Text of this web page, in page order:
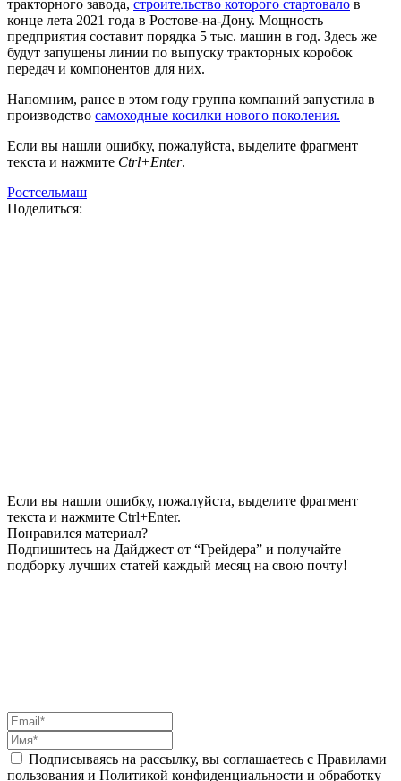
тракторного завода, строительство которого стартовало в
конце лета 2021 года в Ростове-на-Дону. Мощность
предприятия составит порядка 5 тыс. машин в год. Здесь же
будут запущены линии по выпуску тракторных коробок
передач и компонентов для них.
Напомним, ранее в этом году группа компаний запустила в
производство самоходные косилки нового поколения.
Если вы нашли ошибку, пожалуйста, выделите фрагмент
текста и нажмите Ctrl+Enter.
Ростсельмаш
Поделиться:
Если вы нашли ошибку, пожалуйста, выделите фрагмент
текста и нажмите Ctrl+Enter.
Понравился материал?
Подпишитесь на Дайджест от “Грейдера” и получайте
подборку лучших статей каждый месяц на свою почту!
Подписываясь на рассылку, вы соглашаетесь с Правилами
пользования и Политикой конфиденциальности и обработку